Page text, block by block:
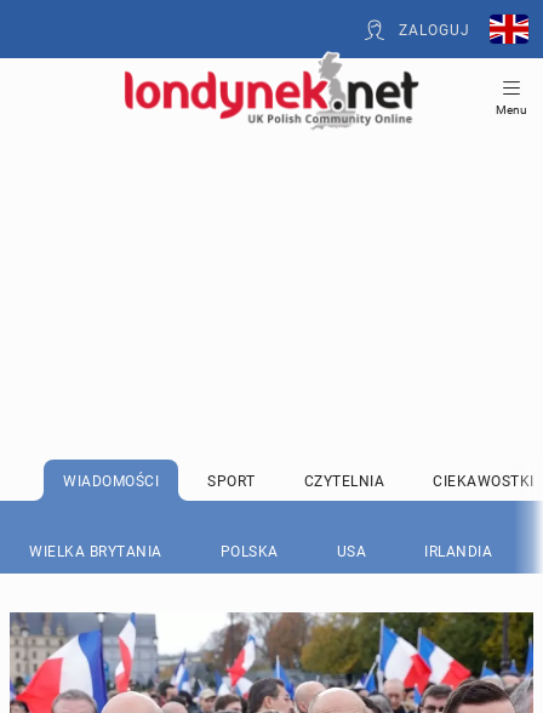
ZALOGUJ
Menu
WIADOMOŚCI SPORT CZYTELNIA CIEKAWOSTKI
WIELKA BRYTANIA POLSKA USA IRLANDIA